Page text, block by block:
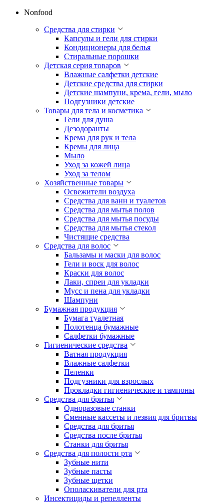
Nonfood
Средства для стирки
Капсулы и гели для стирки
Кондиционеры для белья
Стиральные порошки
Детская серия товаров
Влажные салфетки детские
Детские средства для стирки
Детские шампуни, крема, гели, мыло
Подгузники детские
Товары для тела и косметика
Гели для душа
Дезодоранты
Крема для рук и тела
Кремы для лица
Мыло
Уход за кожей лица
Уход за телом
Хозяйственные товары
Освежители воздуха
Средства для ванн и туалетов
Средства для мытья полов
Средства для мытья посуды
Средства для мытья стекол
Чистящие средства
Средства для волос
Бальзамы и маски для волос
Гели и воск для волос
Краски для волос
Лаки, спреи для укладки
Мусс и пена для укладки
Шампуни
Бумажная продукция
Бумага туалетная
Полотенца бумажные
Салфетки бумажные
Гигиенические средства
Ватная продукция
Влажные салфетки
Пеленки
Подгузники для взрослых
Прокладки гигиенические и тампоны
Средства для бритья
Одноразовые станки
Сменные кассеты и лезвия для бритвы
Средства для бритья
Средства после бритья
Станки для бритья
Средства для полости рта
Зубные нити
Зубные пасты
Зубные щетки
Ополаскиватели для рта
Инсектициды и репелленты